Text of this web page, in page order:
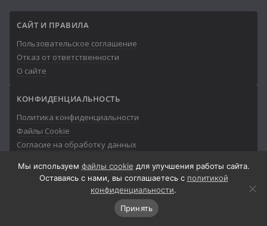
САЙТ И ПРАВИЛА
Пользовательское соглашение
Отказ от ответственности
О сайте
КОНФИДЕНЦИАЛЬНОСТЬ
Политика конфиденциальности
Файлы Cookie
Согласие на обработку данных
© 2013-2026Айтишник
Мы используем файлы cookie для улучшения работы сайта.
Оставаясь с нами, вы соглашаетесь с политикой
конфиденциальности.
Принять